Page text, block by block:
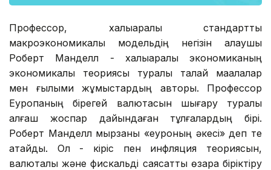
Профессор, халықаралық стандартты
макроэкономикалық модельдің негізін қалаушы
Роберт Манделл - халықаралық экономиканың
экономикалық теориясы туралы талай мақалалар
мен ғылыми жұмыстардың авторы. Профессор
Еуропаның бірегей валютасын шығару туралы
алғаш жоспар дайындаған тұлғалардың бірі.
Роберт Манделл мырзаны «еуроның әкесі» деп те
атайды. Ол - кіріс пен инфляция теориясын,
валюталық және фискальді саясатты өзара біріктіру